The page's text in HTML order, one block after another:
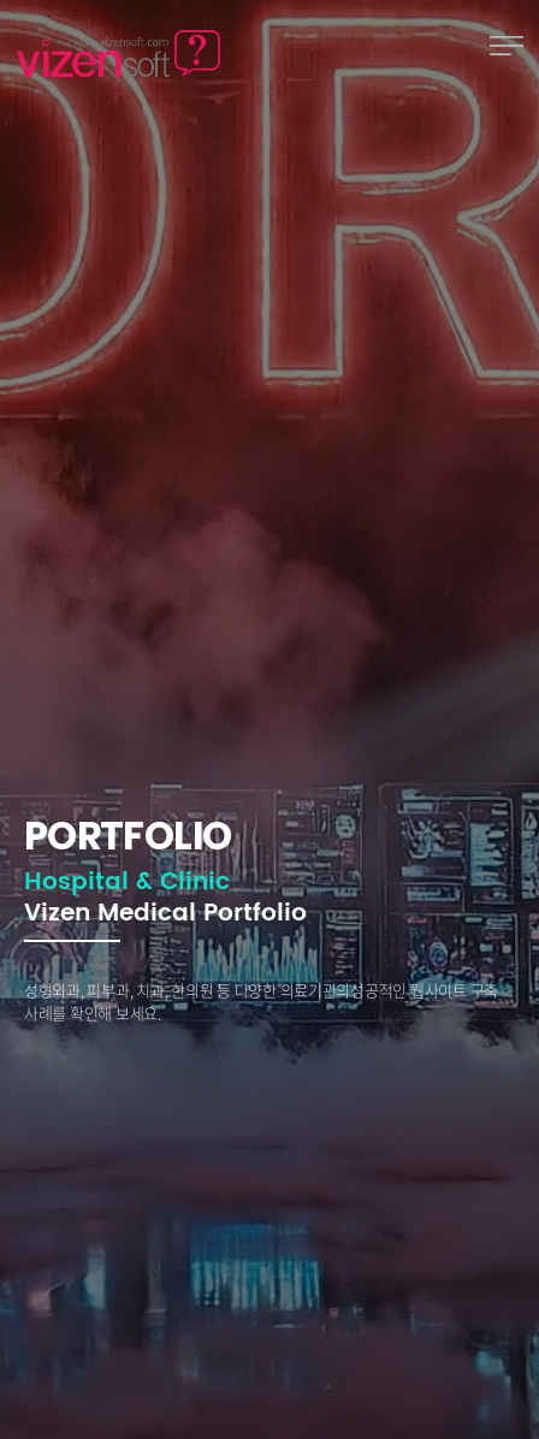
PORTFOLIO
Hospital & Clinic
Vizen Medical Portfolio
성형외과, 피부과, 치과, 한의원 등 다양한 의료기관의성공적인 웹사이트 구축
사례를 확인해 보세요.